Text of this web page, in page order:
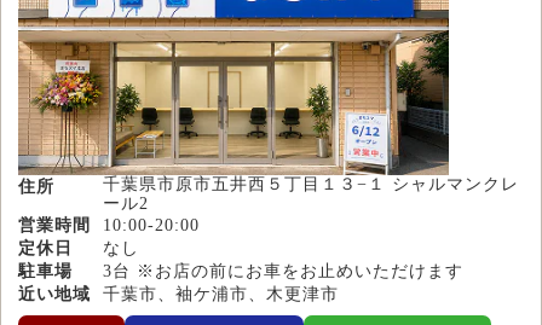
住所
千葉県市原市五井西５丁目１３−１ シャルマンクレ
ール2
営業時間
10:00-20:00
定休日
なし
駐車場
3台 ※お店の前にお車をお止めいただけます
近い地域
千葉市、袖ケ浦市、木更津市